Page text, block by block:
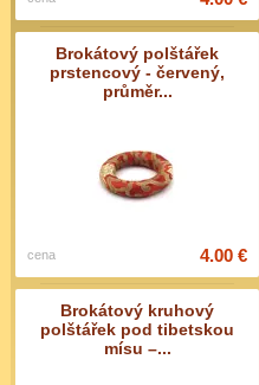
Brokátový polštářek
prstencový - červený,
průměr...
cena 4.00 €
Brokátový kruhový
polštářek pod tibetskou
mísu –...